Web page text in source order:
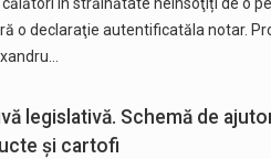
călători în străinătate neînsoţiți de o
o declaraţie autentificatăla notar.
legislativă. Schemă de
și cartofi